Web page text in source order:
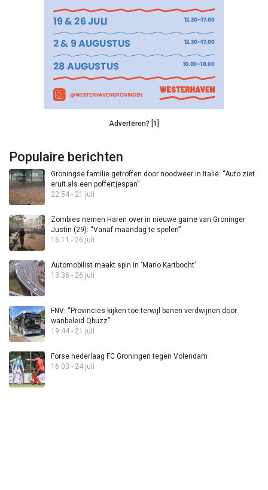
Adverteren? [1]
Populaire berichten
Groningse familie getroffen door noodweer in Italië: “Auto ziet
eruit als een poffertjespan”
22:54 - 21 juli
Zombies nemen Haren over in nieuwe game van Groninger
Justin (29): “Vanaf maandag te spelen”
16:11 - 26 juli
Automobilist maakt spin in ‘Mario Kartbocht’
13:36 - 26 juli
FNV: “Provincies kijken toe terwijl banen verdwijnen door
wanbeleid Qbuzz”
19:44 - 21 juli
Forse nederlaag FC Groningen tegen Volendam
16:03 - 24 juli